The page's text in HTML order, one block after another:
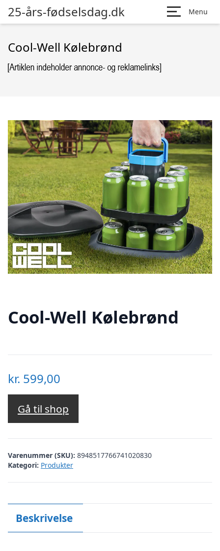
25-års-fødselsdag.dk Menu
Cool-Well Kølebrønd
Cool-Well Kølebrønd
kr. 599,00
Gå til shop
Varenummer (SKU): 8948517766741020830
Kategori: Produkter
Beskrivelse